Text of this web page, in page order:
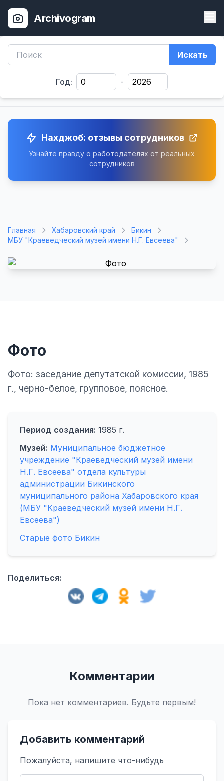
Archivogram
Искать
Год: -
Нахджоб: отзывы сотрудников
Узнайте правду о работодателях от реальных
сотрудников
Главная Хабаровский край
Бикин
МБУ "Краеведческий музей имени Н.Г. Евсеева"
Фото
Фото: заседание депутатской комиссии, 1985
г., черно-белое, групповое, поясное.
Период создания: 1985 г.
Музей: Муниципальное бюджетное
учреждение "Краеведческий музей имени
Н.Г. Евсеева" отдела культуры
администрации Бикинского
муниципального района Хабаровского края
(МБУ "Краеведческий музей имени Н.Г.
Евсеева")
Старые фото Бикин
Поделиться:
Комментарии
Пока нет комментариев. Будьте первым!
Добавить комментарий
Пожалуйста, напишите что-нибудь